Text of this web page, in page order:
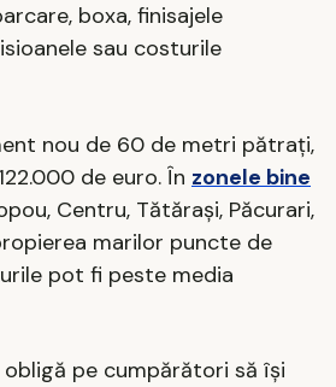
boxa, finisajele
sau costurile
nou de 60 de metri pătrați,
de euro. În zonele bine
Centru, Tătărași, Păcurari,
marilor puncte de
pot fi peste media
pe cumpărători să își